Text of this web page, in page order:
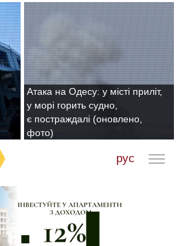
Атака на Одесу: у місті приліт,
у морі горить судно,
є постраждалі (оновлено,
фото)
рус